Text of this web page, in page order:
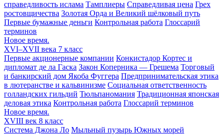
справедливость ислама Тамплиеры Справедливая цена Грех
ростовщичества Золотая Орда и Великий шёлковый путь
Первые бумажные деньги Контрольная работа Глоссарий
терминов
Новое время.
XVI–XVII века 7 класс
Первые акционерные компании Конкистадор Кортес и
дипломат де ла Гаска Закон Коперника — Грешема Торговый
и банкирский дом Якоба Фуггера Предпринимательская этика
в лютеранстве и кальвинизме Социальная ответственность
голландских гильдий Тюльпаномания Традиционная японская
деловая этика Контрольная работа Глоссарий терминов
Новое время.
XVIII век 8 класс
Система Джона Ло Мыльный пузырь Южных морей